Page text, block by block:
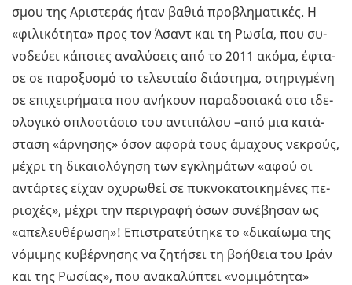
σμου της Αρι­στε­ράς ήταν βαθιά προ­βλη­μα­τι­κές. Η
«φι­λι­κό­τη­τα» προς τον Άσαντ και τη Ρωσία, που συ­
νο­δεύ­ει κά­ποιες ανα­λύ­σεις από το 2011 ακόμα, έφτα­
σε σε πα­ρο­ξυ­σμό το τε­λευ­ταίο διά­στη­μα, στη­ριγ­μέ­νη
σε επι­χει­ρή­μα­τα που ανή­κουν πα­ρα­δο­σια­κά στο ιδε­
ο­λο­γι­κό οπλο­στά­σιο του αντι­πά­λου –από μια κα­τά­
στα­ση «άρ­νη­σης» όσον αφορά τους άμα­χους νε­κρούς,
μέχρι τη δι­καιο­λό­γη­ση των εγκλη­μά­των «αφού οι
αντάρ­τες είχαν οχυ­ρω­θεί σε πυ­κνο­κα­τοι­κη­μέ­νες πε­
ριο­χές», μέχρι την πε­ρι­γρα­φή όσων συ­νέ­βη­σαν ως
«απε­λευ­θέ­ρω­ση»! Επι­στρα­τεύ­τη­κε το «δι­καί­ω­μα της
νό­μι­μης κυ­βέρ­νη­σης να ζη­τή­σει τη βο­ή­θεια του Ιράν
και της Ρω­σί­ας», που ανα­κα­λύ­πτει «νο­μι­μό­τη­τα»